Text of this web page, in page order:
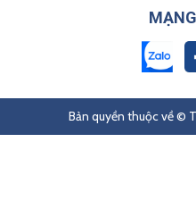
Bản quyền thuộc về ©